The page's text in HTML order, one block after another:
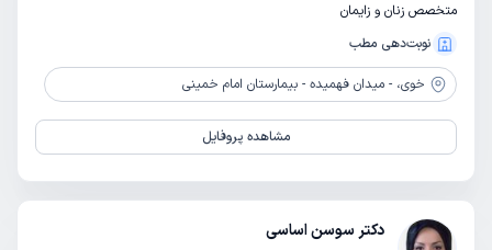
متخصص زنان و زایمان
نوبت‌دهی مطب
خوی، - میدان فهمیده - بیمارستان امام خمینی
مشاهده پروفایل
دکتر سوسن اساسی